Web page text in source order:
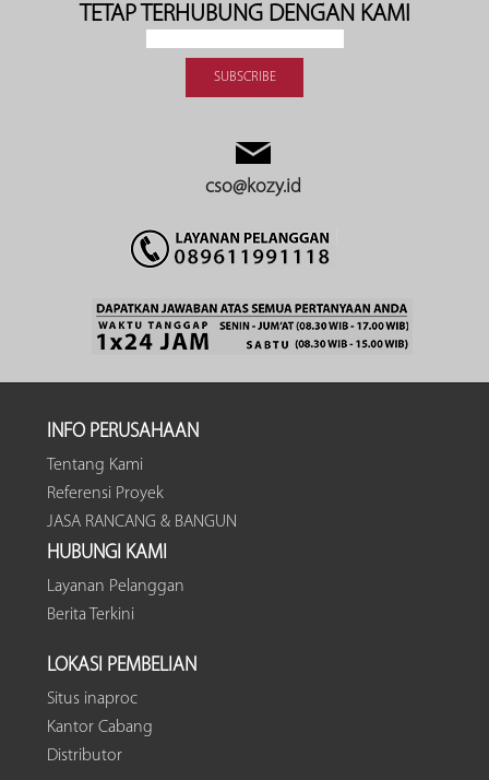
TETAP TERHUBUNG DENGAN KAMI
cso@kozy.id
INFO PERUSAHAAN
Tentang Kami
Referensi Proyek
JASA RANCANG & BANGUN
HUBUNGI KAMI
Layanan Pelanggan
Berita Terkini
LOKASI PEMBELIAN
Situs inaproc
Kantor Cabang
Distributor